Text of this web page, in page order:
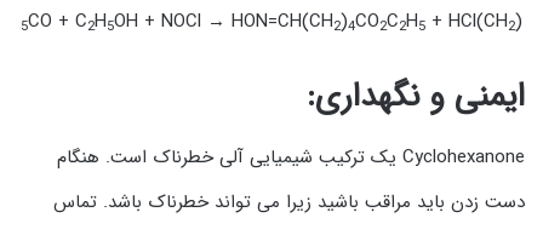
(CH
2
)
5CO + C2H5OH + NOCl → HON=CH(CH2)4CO2C2H5 + HCl
ایمنی و نگهداری:
Cyclohexanone یک ترکیب شیمیایی آلی خطرناک است. هنگام
دست زدن باید مراقب باشید زیرا می تواند خطرناک باشد. تماس